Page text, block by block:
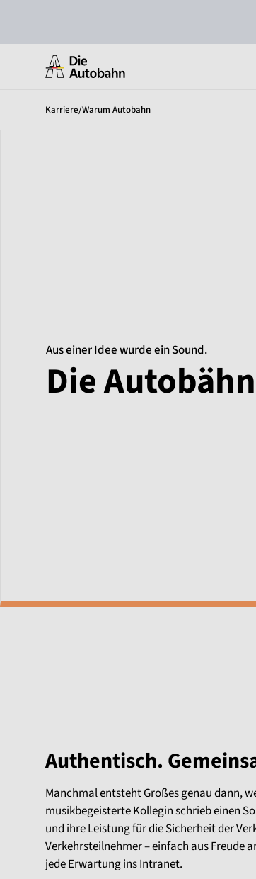
Karriere/Warum Autobahn
Aus einer Idee wurde ein Sound.
Die
Authentisch.
Manchmal entsteht Großes genau dann,
musikbegeisterte Kollegin schrieb einen
und ihre Leistung für die Sicherheit der
Verkehrsteilnehmer – einfach aus Freude
jede Erwartung ins Intranet.